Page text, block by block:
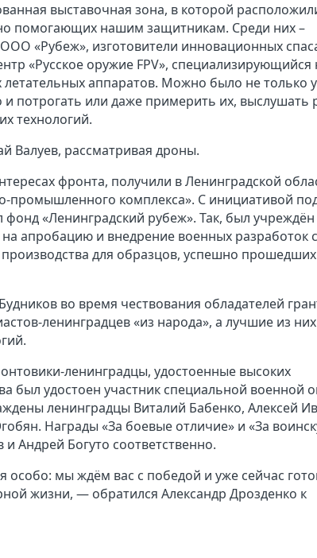
выставочная зона, в которой
помогающих нашим защитникам. Среди них –
«Рубеж», изготовители инновационных
«Русское оружие FPV», специализирующийся
аппаратов. Можно было не только
потрогать или даже примерить их, выслушать
технологий.
Валуев, рассматривая дроны.
фронта, получили в Ленинградской
промышленного комплекса». С инициативой
«Ленинградский рубеж». Так, был учреждён
апробацию и внедрение военных разработок с
для образцов, успешно прошедших
во время чествования обладателей
ленинградцев «из народа», а лучшие из
ленинградцы, удостоенные высоких
был удостоен участник специальной военной
ленинградцы Виталий Бабенко, Алексей
Награды «За боевые отличие» и «За
Андрей Богуто соответственно.
мы ждём вас с победой и уже сейчас
жизни, — обратился Александр Дрозденко к